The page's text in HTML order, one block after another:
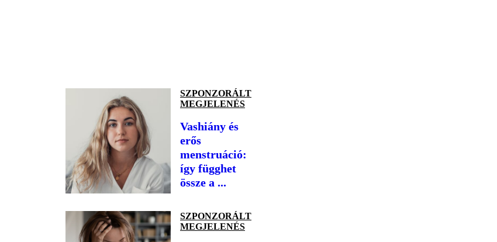
SZPONZORÁLT
MEGJELENÉS
Vashiány és
erős
menstruáció:
így függhet
össze a ...
SZPONZORÁLT
MEGJELENÉS